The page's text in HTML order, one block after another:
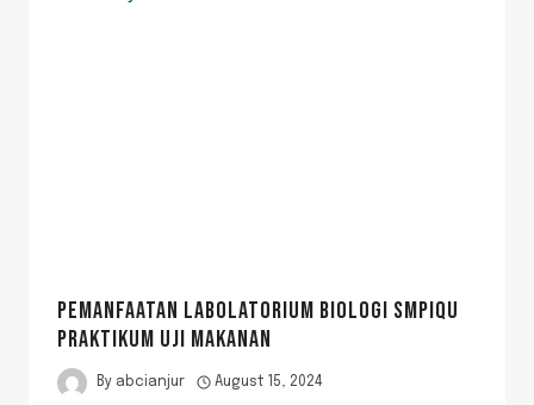
PEMANFAATAN LABOLATORIUM BIOLOGI SMPIQU
PRAKTIKUM UJI MAKANAN
By abcianjur August 15, 2024